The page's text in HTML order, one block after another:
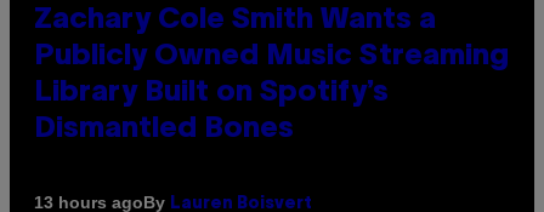
Zachary Cole Smith Wants a
Publicly Owned Music Streaming
Library Built on Spotify’s
Dismantled Bones
13 hours agoBy Lauren Boisvert